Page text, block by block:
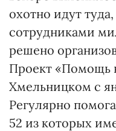
охотно идут
сотрудниками
решено
Проект «Помощь
Хмельницком с
Регулярно
52 из которых